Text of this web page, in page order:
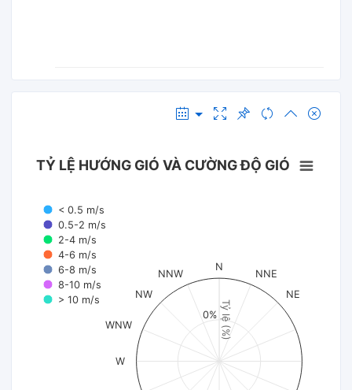
Tỷ lệ (%)
TỶ LỆ HƯỚNG GIÓ VÀ CƯỜNG ĐỘ GIÓ
< 0.5 m/s
0.5-2 m/s
2-4 m/s
4-6 m/s
6-8 m/s
8-10 m/s
> 10 m/s
N
NNE
NE
W
WNW
NW
NNW
0%